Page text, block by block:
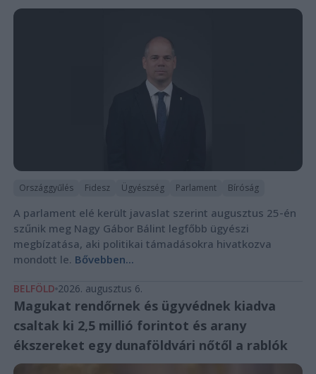
Országgyűlés Fidesz Ügyészség Parlament Bíróság
A parlament elé került javaslat szerint augusztus 25-én
szűnik meg Nagy Gábor Bálint legfőbb ügyészi
megbízatása, aki politikai támadásokra hivatkozva
mondott le. Bővebben...
BELFÖLD 2026. augusztus 6.
Magukat rendőrnek és ügyvédnek kiadva
csaltak ki 2,5 millió forintot és arany
ékszereket egy dunaföldvári nőtől a rablók